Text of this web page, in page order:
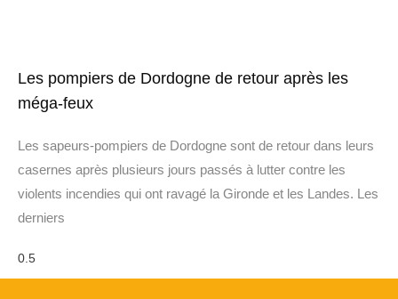
Les pompiers de Dordogne de retour après les
méga-feux
Les sapeurs-pompiers de Dordogne sont de retour dans leurs
casernes après plusieurs jours passés à lutter contre les
violents incendies qui ont ravagé la Gironde et les Landes. Les
derniers